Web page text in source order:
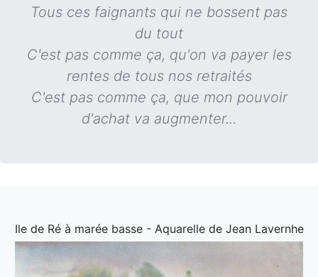
Tous ces faignants qui ne bossent pas
du tout
C'est pas comme ça, qu'on va payer les
rentes de tous nos retraités
C'est pas comme ça, que mon pouvoir
d'achat va augmenter...
Ile de Ré à marée basse - Aquarelle de Jean Lavernhe